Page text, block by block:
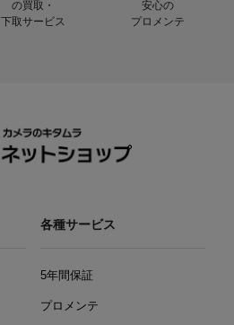
の買取・
下取サービス
安心の
プロメンテ
各種サービス
5年間保証
プロメンテ